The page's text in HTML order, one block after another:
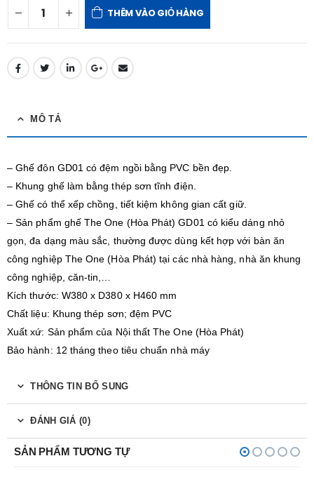
THÊM VÀO GIỎ HÀNG
MÔ TẢ
– Ghế đôn GD01 có đệm ngồi bằng PVC bền đẹp.
– Khung ghế làm bằng thép sơn tĩnh điện.
– Ghế có thể xếp chồng, tiết kiệm không gian cất giữ.
– Sản phẩm ghế The One (Hòa Phát) GD01 có kiểu dáng nhỏ
gọn, đa dạng màu sắc, thường được dùng kết hợp với bàn ăn
công nghiệp The One (Hòa Phát) tại các nhà hàng, nhà ăn khung
công nghiệp, căn-tin,…
Kích thước: W380 x D380 x H460 mm
Chất liệu: Khung thép sơn; đệm PVC
Xuất xứ: Sản phẩm của Nội thất The One (Hòa Phát)
Bảo hành: 12 tháng theo tiêu chuẩn nhà máy
THÔNG TIN BỔ SUNG
ĐÁNH GIÁ (0)
SẢN PHẨM TƯƠNG TỰ